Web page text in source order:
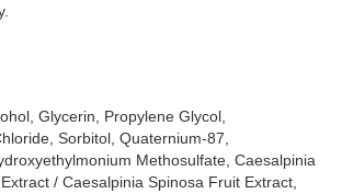
Glycerin, Propylene Glycol,
Sorbitol, Quaternium-87,
Methosulfate, Caesalpinia
/ Caesalpinia Spinosa Fruit Extract,